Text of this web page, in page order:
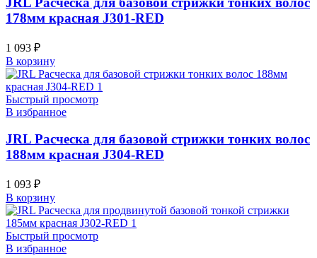
178мм красная J301-RED
1 093 ₽
В корзину
Быстрый просмотр
В избранное
JRL Расческа для базовой стрижки тонких волос
188мм красная J304-RED
1 093 ₽
В корзину
Быстрый просмотр
В избранное